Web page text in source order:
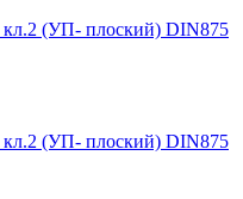
(УП- плоский) DIN875
(УП- плоский) DIN875